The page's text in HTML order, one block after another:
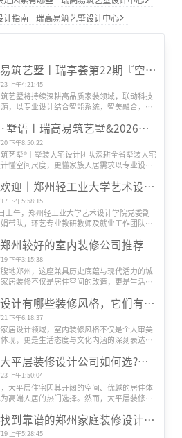
计指南—瑞高易筑艺墅设计中心
瑞高易筑艺墅丨瑞享荟第22期『空间智能场景』研发会圆满举办
上午4:21:45
艺墅将持续深耕高品质家装领域，联动科技
，以专业设计结合智能系统，智美融合，打
春日·墅语丨瑞高易筑艺墅&2026墅装大宅美学设计交流体验会
下午8:50:22
艺墅®｜墅装大宅设计团队深耕全省墅装大宅
懂空间尺度，更懂家族人居需求以专业设计
一位业主定制专属的墅装大宅方案。
热烈欢迎｜郑州轻工业大学艺术设计学院刘副书记一行莅临瑞高易筑艺墅考察指导
下午5:58:15
上午，郑州轻工业大学艺术设计学院党委副
带队，环艺专业教研教师及就业工作团队一
州轻工业大学优秀毕业生代表、瑞高艺墅高
州较好的室内装修公司推荐
下午3:15:38
地郑州，这座兼具历史底蕴与现代活力的城
居装修不仅是居住空间的改造，更是生活品
能满足个性化需求，又能提供专业服务的装
南瑞高装饰凭借其独特的设计理念、精湛的施
和贴心的服务体系，逐渐在郑州装修市场占据
地。本文将深入剖析瑞高装饰的核心竞争力，
室内设计有哪些装修风格，它们有什么特色
下午6:18:37
居设计领域，室内装修风格不仅是个人审美
现，更是生活态度与文化内涵的深刻表达。
出前所未有的丰富性与创新性。从古典到现
东方到西方，每一种风格都承载着独特的历史
美学价值，为居住空间注入灵魂与温度。目前
修有哪些设计风格呢？
郑州大平层装修设计公司如何选?瑞高装饰告诉您把握这5大要点
上午1:50:04
大平层住宅因其开阔的空间、优越的居住体
高端人居的热门选择。然而，大平层装修对
且靠谱的装修公司?郑州瑞高装饰为您梳理关
准。
如何找到靠谱的郑州家庭装修设计公司?瑞高装饰揭秘专业选择指南
上午5:28:45